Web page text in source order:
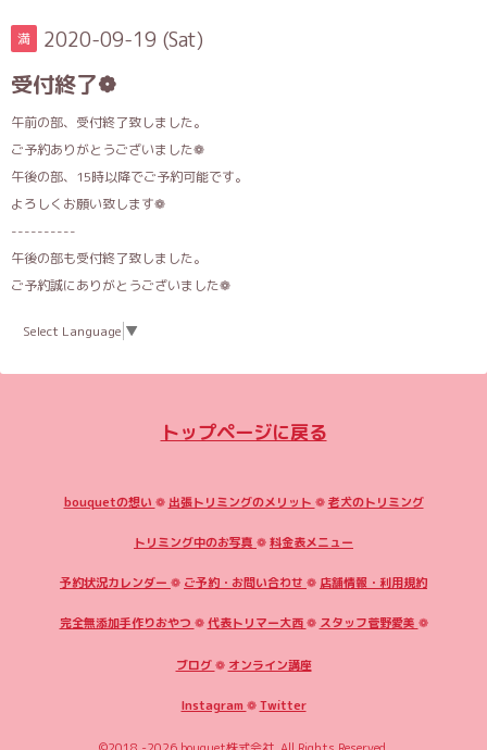
満 2020-09-19 (Sat)
受付終了❁
午前の部、受付終了致しました。
ご予約ありがとうございました❁
午後の部、15時以降でご予約可能です。
よろしくお願い致します❁
----------
午後の部も受付終了致しました。
ご予約誠にありがとうございました❁
Select Language ▼
トップページに戻る
bouquetの想い ❁ 出張トリミングのメリット ❁老犬のトリミング
トリミング中のお写真 ❁料金表メニュー
予約状況カレンダー ❁ ご予約・お問い合わせ ❁ 店舗情報・利用規約
完全無添加手作りおやつ ❁代表トリマー大西❁ スタッフ菅野愛美 ❁
ブログ❁ オンライン講座
Instagram ❁Twitter